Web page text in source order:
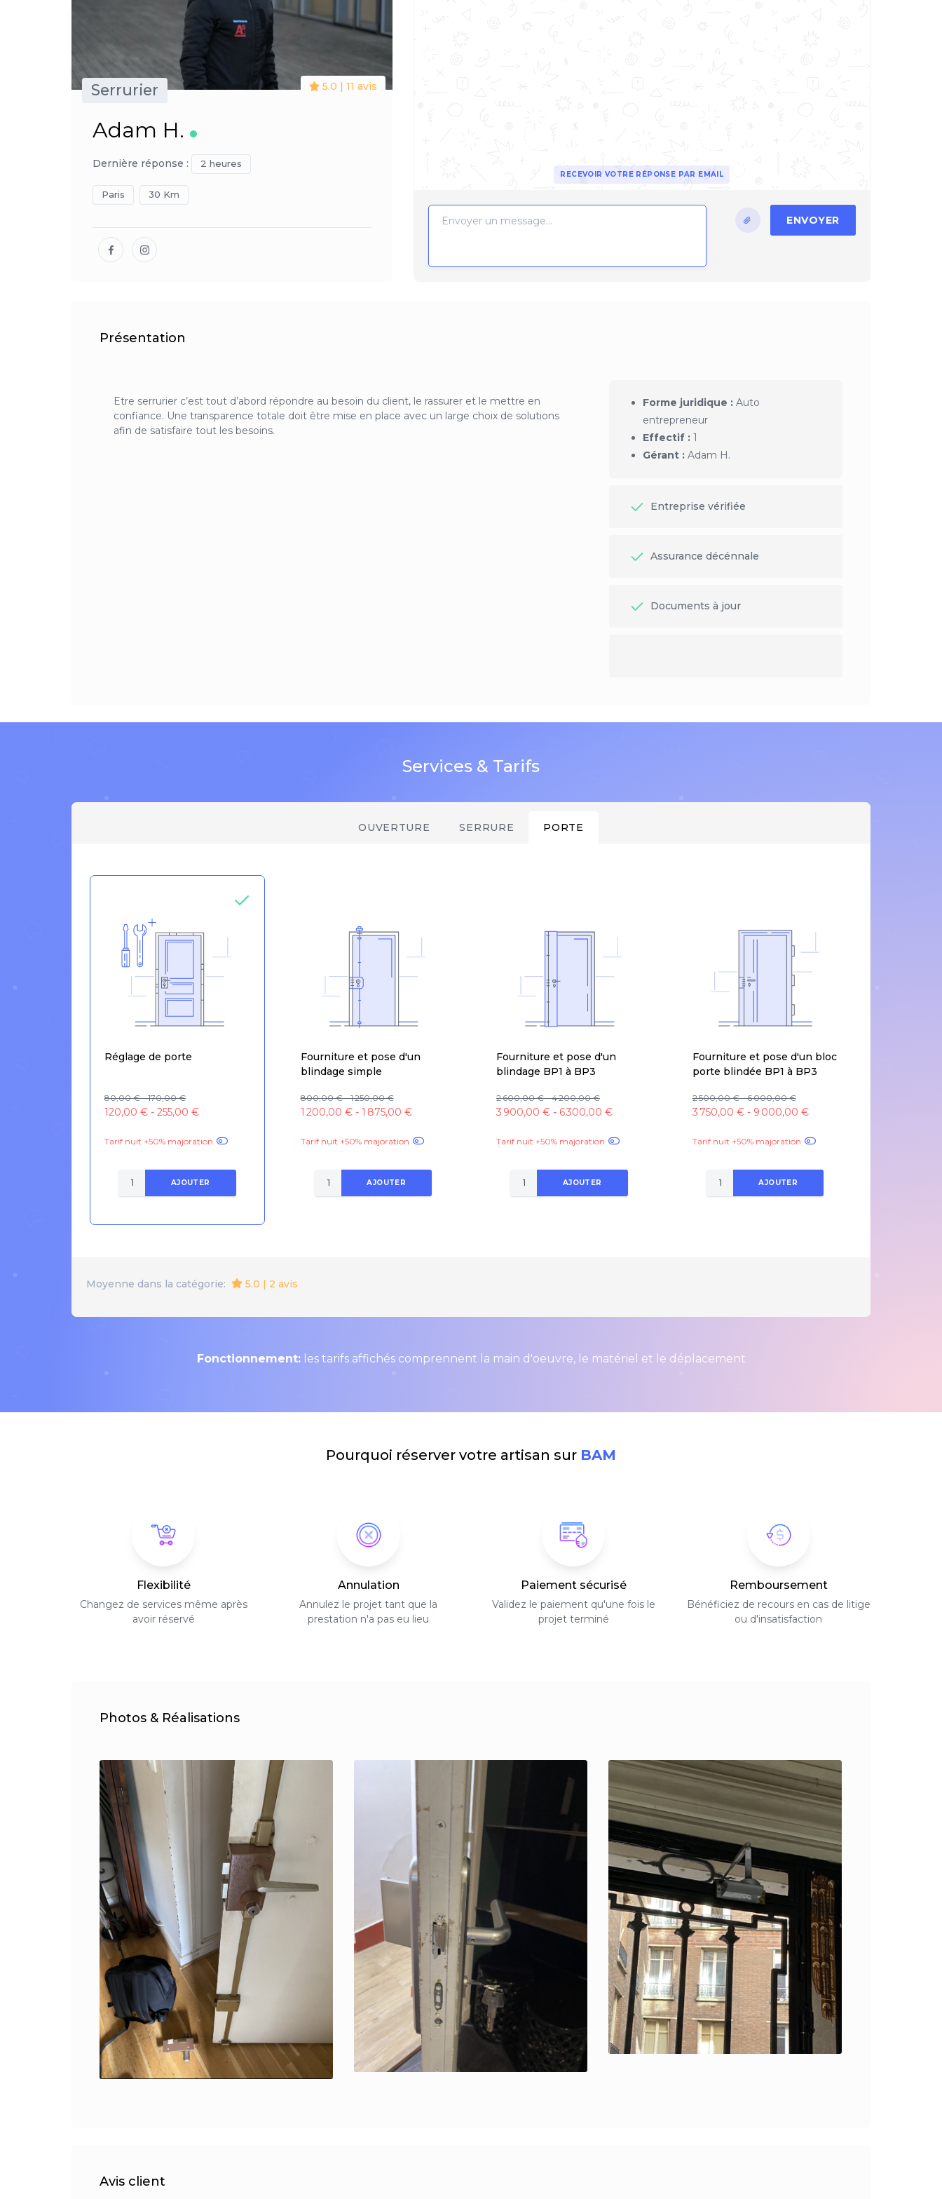
5.0 | 11 avis
Serrurier
Adam H.
Dernière réponse : 2 heures
Paris 30 Km
RECEVOIR VOTRE RÉPONSE PAR EMAIL
ENVOYER
Présentation
Etre serrurier c’est tout d’abord répondre au besoin du client, le rassurer et le mettre en
confiance. Une transparence totale doit être mise en place avec un large choix de solutions
afin de satisfaire tout les besoins.
Forme juridique :Auto
entrepreneur
Effectif :1
Gérant :Adam H.
Entreprise vérifiée
Assurance décénnale
Documents à jour
Services & Tarifs
OUVERTURE SERRURE PORTE
Réglage de porte
80,00 € - 170,00 €
120,00 € - 255,00 €
Tarif nuit +50% majoration
AJOUTER
Fourniture et pose d'un
blindage simple
800,00 € - 1 250,00 €
1 200,00 € - 1 875,00 €
Tarif nuit +50% majoration
AJOUTER
Fourniture et pose d'un
blindage BP1 à BP3
2 600,00 € - 4 200,00 €
3 900,00 € - 6 300,00 €
Tarif nuit +50% majoration
AJOUTER
Fourniture et pose d'un bloc
porte blindée BP1 à BP3
2 500,00 € - 6 000,00 €
3 750,00 € - 9 000,00 €
Tarif nuit +50% majoration
AJOUTER
Moyenne dans la catégorie: 5.0 | 2 avis
Fonctionnement:les tarifs affichés comprennent la main d'oeuvre, le matériel et le déplacement
Pourquoi réserver votre artisan sur BAM
Flexibilité
Changez de services même après
avoir réservé
Annulation
Annulez le projet tant que la
prestation n'a pas eu lieu
Paiement sécurisé
Validez le paiement qu'une fois le
projet terminé
Remboursement
Bénéficiez de recours en cas de litige
ou d'insatisfaction
Photos & Réalisations
Avis client